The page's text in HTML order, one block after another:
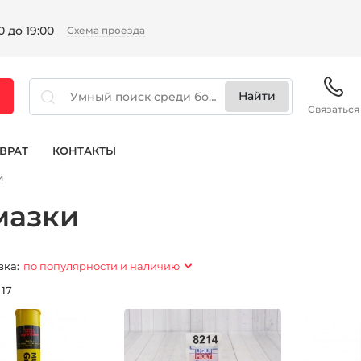
до 19:00 Схема проезда
Связаться
КОНТАКТЫ
по популярности и наличию
17